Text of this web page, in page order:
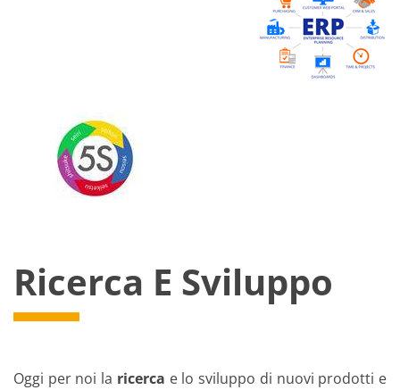
Ricerca E Sviluppo
Oggi per noi la ricerca e lo sviluppo di nuovi prodotti e